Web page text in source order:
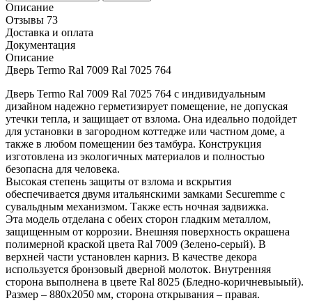
Описание
Отзывы 73
Доставка и оплата
Документация
Описание
Дверь Termo Ral 7009 Ral 7025 764
Дверь Termo Ral 7009 Ral 7025 764 с индивидуальным
дизайном надежно герметизирует помещение, не допуская
утечки тепла, и защищает от взлома. Она идеально подойдет
для установки в загородном коттедже или частном доме, а
также в любом помещении без тамбура. Конструкция
изготовлена из экологичных материалов и полностью
безопасна для человека.
Высокая степень защиты от взлома и вскрытия
обеспечивается двумя итальянскими замками Securemme с
сувальдным механизмом. Также есть ночная задвижка.
Эта модель отделана с обеих сторон гладким металлом,
защищенным от коррозии. Внешняя поверхность окрашена
полимерной краской цвета Ral 7009 (Зелено-серый). В
верхней части установлен карниз. В качестве декора
используется бронзовый дверной молоток. Внутренняя
сторона выполнена в цвете Ral 8025 (Бледно-коричневыыый).
Размер – 880х2050 мм, сторона открывания – правая.